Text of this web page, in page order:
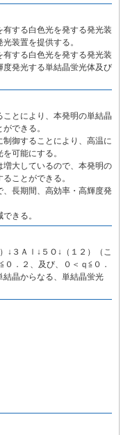
する白色光を発する発光装
装置を提供する。
する白色光を発する発光装
発光する単結晶蛍光体及び
ことにより、本発明の単結晶
できる。
御することにより、高温に
可能にする。
大しているので、本発明の
ことができる。
長期間、高効率・高輝度発
きる。
↓３Ａｌ↓５Ｏ↓（１２）（こ
．２、及び、０＜ｑ≦０．
結晶からなる、単結晶蛍光